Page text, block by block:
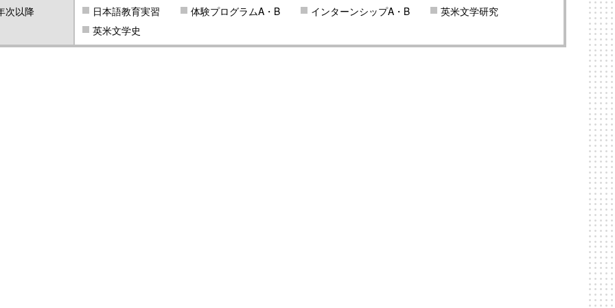
次以降
日本語教育実習
体験プログラムA・B インターンシップA・B
英米文学研究
英米文学史